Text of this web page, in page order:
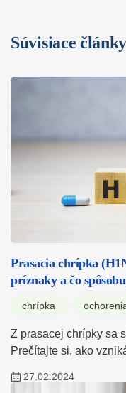
Súvisiace články
Prasacia chrípka
príznaky a čo
chrípka
Z prasacej chrípky sa
Prečítajte si, ako
27.02.2024